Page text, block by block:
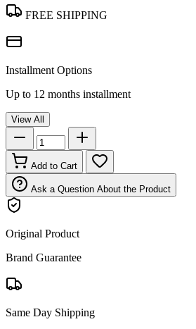
FREE SHIPPING
Installment Options
Up to 12 months installment
View All
Add to Cart
Ask a Question About the Product
Original Product
Brand Guarantee
Same Day Shipping